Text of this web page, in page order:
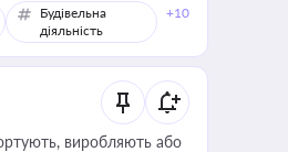
Будівельна
діяльність
+10
виробляють або